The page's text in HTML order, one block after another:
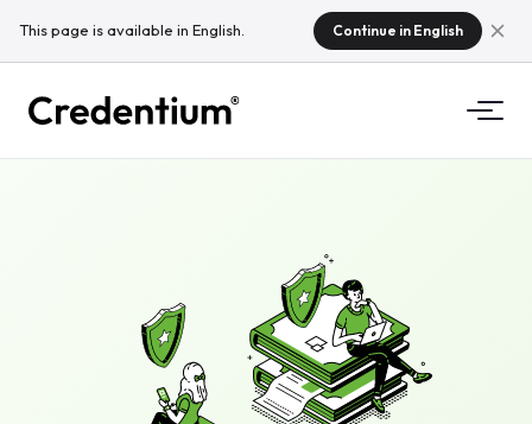
This page is available in English. Continue in English
Por qué Credentium
Sobre CloudTeam
Para empresas de formación
Para empresas de eventos
¿Qué son las microcredenciales?